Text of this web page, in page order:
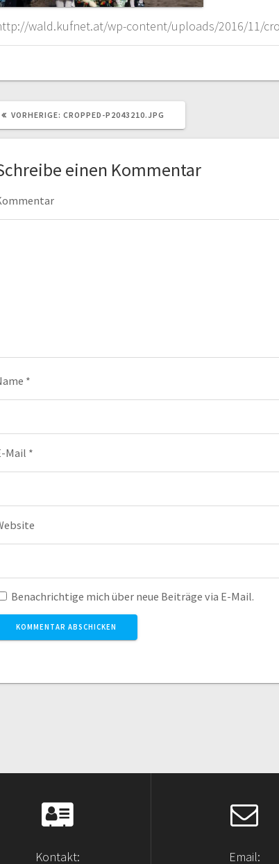
wald.kufnet.at/wp-content/uploads/2016/11/
VORHERIGE: VORHERIGER
CROPPED-P2043210.JPG
einen Kommentar
*
Mail *
Benachrichtige mich über neue Beiträge via E-Mail.
Kontakt: Email: